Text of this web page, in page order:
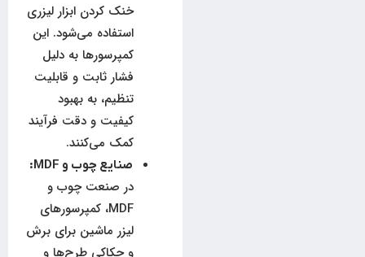
خنک کردن ابزار لیزری
استفاده می‌شود. این
کمپرسورها به دلیل
فشار ثابت و قابلیت
تنظیم، به بهبود
کیفیت و دقت فرآیند
کمک می‌کنند.
صنایع چوب و
در صنعت چوب و
MDF، کمپرسورهای
لیزر ماشین برای برش
و حکاکی طرح‌ها و